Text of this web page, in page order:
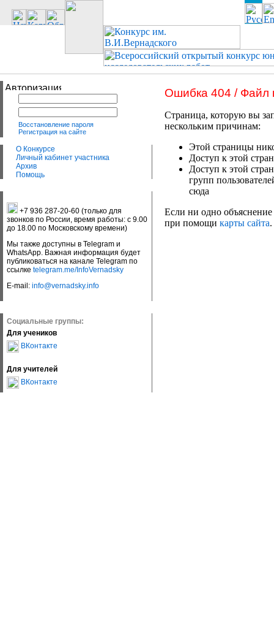
Восстановление пароля
Регистрация на сайте
О Конкурсе
Личный кабинет участника
Архив
Помощь
+7 936 287-20-60 (только для
звонков по России, время работы: с 9.00
до 18.00 по Московскому времени)
Мы также доступны в Telegram и
WhatsApp. Важная информация будет
публиковаться на канале Telegram по
ссылке telegram.me/InfoVernadsky
E-mail: info@vernadsky.info
Социальные группы:
Для учеников
ВКонтакте
Для учителей
ВКонтакте
Ошибка 404 / Файл
Страница, которую вы
нескольким причинам:
Этой страницы
Доступ к этой
Доступ к этой
групп
сюда
Если ни одно объяснение
при помощи карты сайта.